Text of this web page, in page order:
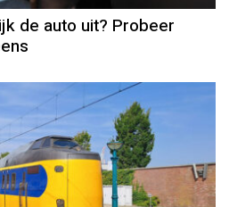
de auto uit? Probeer